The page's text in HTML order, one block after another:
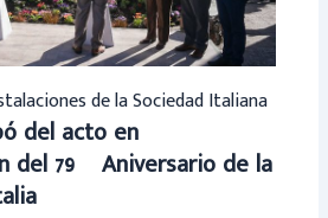
de la Sociedad Italiana
del acto en
del 79º Aniversario de la